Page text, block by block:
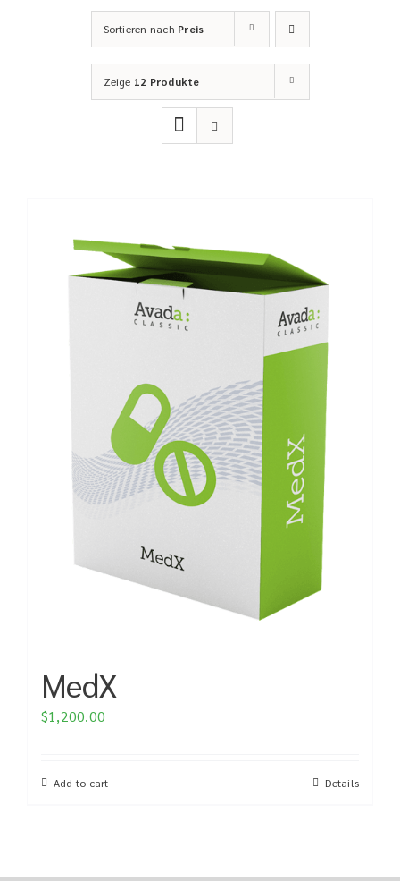
Sortieren nach Preis
Zeige 12 Produkte
MedX
$1,200.00
Add to cart Details